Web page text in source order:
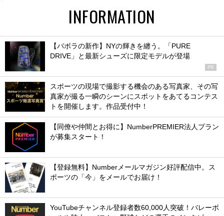
INFORMATION
【バボラの新作】NYの輝きを纏う。「PURE
DRIVE」と最新シューズに限定モデルが登場
PR
スポーツの現場で撮影する機会のある写真家、その写
真家が撮る一瞬のシーンにスポットをあてるコンテス
トを開催します。作品受付中！
【同僚や仲間とお得に】NumberPREMIER法人プラン
が募集スタート！
【登録無料】Numberメールマガジン好評配信中。ス
ポーツの「今」をメールでお届け！
YouTubeチャンネル登録者数60,000人突破！バレーボ